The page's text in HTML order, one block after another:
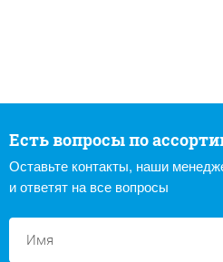
Есть вопросы по
Оставьте контакты, наши
и ответят на все вопросы